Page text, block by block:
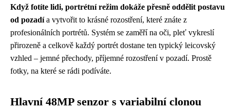
Když fotíte lidi, portrétní režim dokáže přesně oddělit postavu
od pozadía vytvořit to krásné rozostření, které znáte z
profesionálních portrétů. Systém se zaměří na oči, pleť vykreslí
přirozeně a celkově každý portrét dostane ten typický leicovský
vzhled – jemné přechody, příjemné rozostření v pozadí. Prostě
fotky, na které se rádi podíváte.
Hlavní 48MP senzor s variabilní clonou